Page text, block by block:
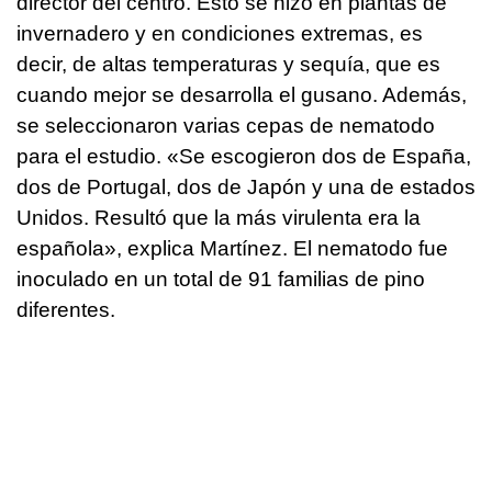
invernadero y en condiciones extremas, es
decir, de altas temperaturas y sequía, que es
cuando mejor se desarrolla el gusano. Además,
se seleccionaron varias cepas de nematodo
para el estudio. «Se escogieron dos de España,
dos de Portugal, dos de Japón y una de estados
Unidos. Resultó que la más virulenta era la
española», explica Martínez. El nematodo fue
inoculado en un total de 91 familias de pino
diferentes.